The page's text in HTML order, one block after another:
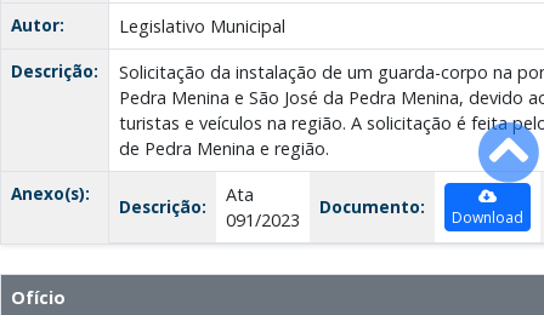
Autor:
Legislativo Municipal
Descrição:
Solicitação da instalação de um guarda-corpo na
Pedra Menina e São José da Pedra Menina, devido
turistas e veículos na região. A solicitação é feita
de Pedra Menina e região.
Anexo(s):
Descrição:
Ata
091/2023
Documento: Download
Ofício